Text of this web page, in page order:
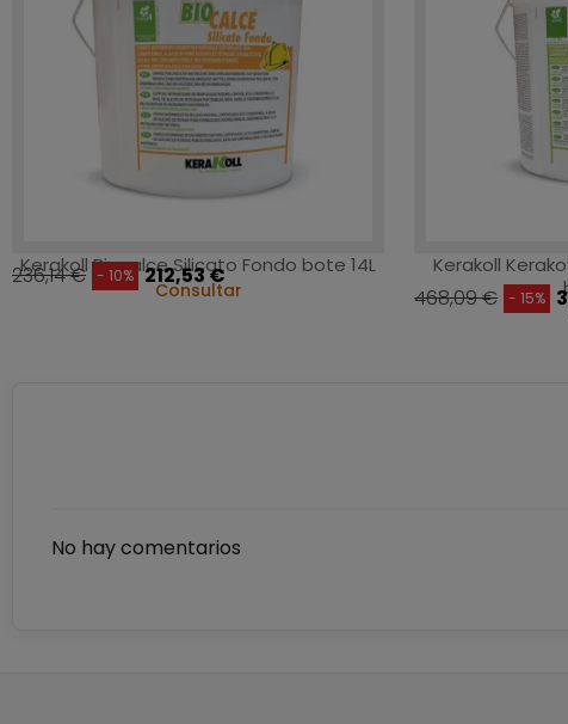
Kerakoll Biocalce Silicato Fondo bote 14L
236,14 € - 10% 212,53 €
Consultar
Kerakoll
468,09 € - 15%
No hay comentarios